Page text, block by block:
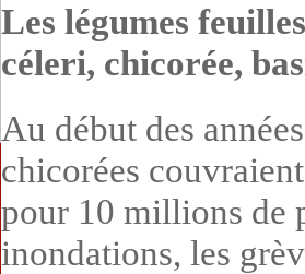
Les légumes
céleri, chicorée,
Au début des
chicorées
pour 10 millions de
inondations, les